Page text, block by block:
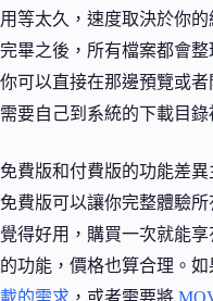
用等太久，速度取決於你
完畢之後，所有檔案都會
你可以直接在那邊預覽或
需要自己到系統的下載目錄
免費版和付費版的功能差
免費版可以讓你完整體驗
覺得好用，購買一次就能
的功能，價格也算合理。